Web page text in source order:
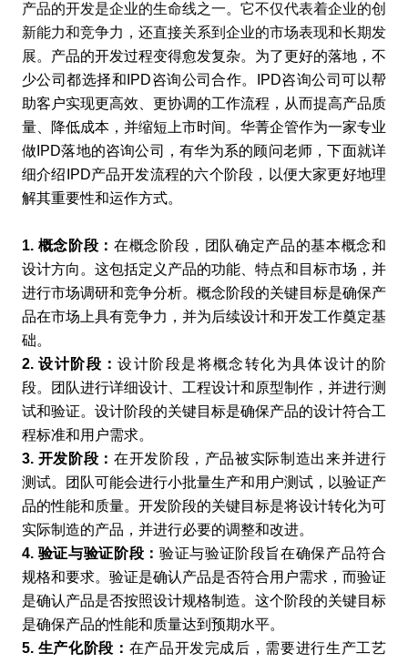
产品的开发是企业的生命线之一。它不仅代表着企业的创
新能力和竞争力，还直接关系到企业的市场表现和长期发
展。 产品的开发过程变得愈发复杂。为了更好的落地，不
少公司都选择和 IPD咨询公司合作。IPD咨询公司可以帮
助客户实现更高效、更协调的工作流程，从而提高产品质
量、降低成本，并缩短上市时间。华菁企管作为一家专业
做IPD落地的咨询公司，有华为系的顾问老师，下面就详
细介绍IPD产品开发流程的六个阶段，以便大家更好地理
解其重要性和运作方式。
1. 概念阶段： 在概念阶段，团队确定产品的基本概念和
设计方向。这包括定义产品的功能、特点和目标市场，并
进行市场调研和竞争分析。概念阶段的关键目标是确保产
品在市场上具有竞争力，并为后续设计和开发工作奠定基
础。
2. 设计阶段：设计阶段是将概念转化为具体设计的阶
段。团队进行详细设计、工程设计和原型制作，并进行测
试和验证。设计阶段的关键目标是确保产品的设计符合工
程标准和用户需求。
3. 开发阶段： 在开发阶段，产品被实际制造出来并进行
测试。团队可能会进行小批量生产和用户测试，以验证产
品的性能和质量。开发阶段的关键目标是将设计转化为可
实际制造的产品，并进行必要的调整和改进。
4. 验证与验证阶段： 验证与验证阶段旨在确保产品符合
规格和要求。验证是确认产品是否符合用户需求，而验证
是确认产品是否按照设计规格制造。这个阶段的关键目标
是确保产品的性能和质量达到预期水平。
5. 生产化阶段： 在产品开发完成后，需要进行生产工艺